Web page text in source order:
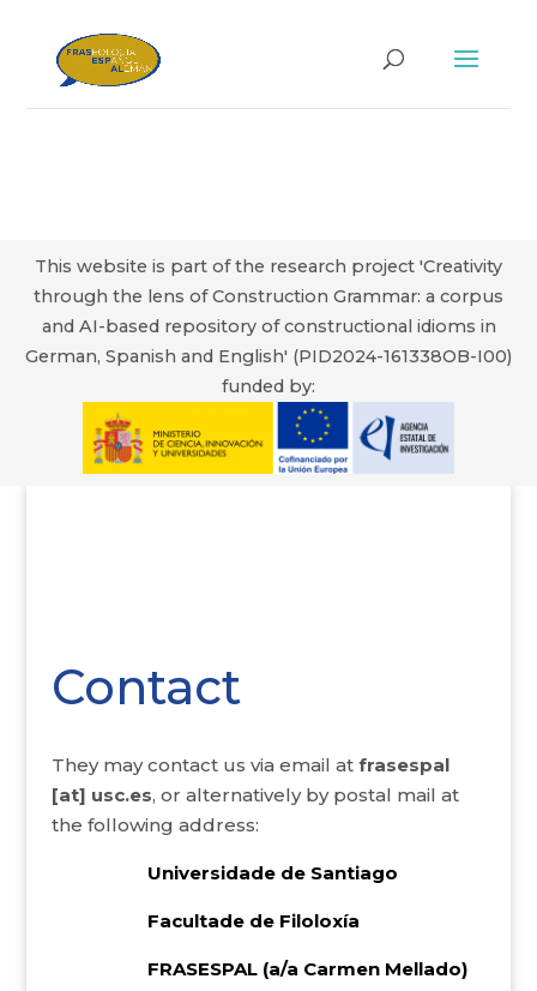
This website is part of the research project 'Creativity
through the lens of Construction Grammar: a corpus
and AI-based repository of constructional idioms in
German, Spanish and English' (PID2024-161338OB-I00)
funded by:
Contact
They may contact us via email at frasespal
[at] usc.es, or alternatively by postal mail at
the following address:
Universidade de Santiago
Facultade de Filoloxía
FRASESPAL (a/a Carmen Mellado)